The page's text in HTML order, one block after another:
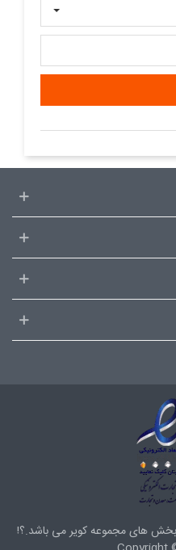
بخش هایمجموعه کویرمی باشد.؟!